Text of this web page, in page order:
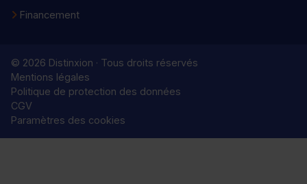
Financement
© 2026 Distinxion · Tous droits réservés
Mentions légales
Politique de protection des données
CGV
Paramètres des cookies